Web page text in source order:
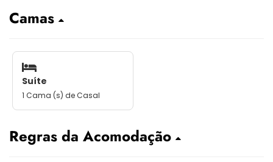
Camas
Suíte
1 Cama (s) de Casal
Regras da Acomodação